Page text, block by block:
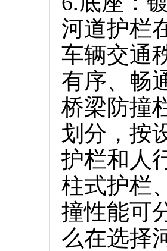
河道护栏
车辆交通
有序、畅
桥梁防撞
划分，按
护栏和人
柱式护栏
撞性能可
么在选择